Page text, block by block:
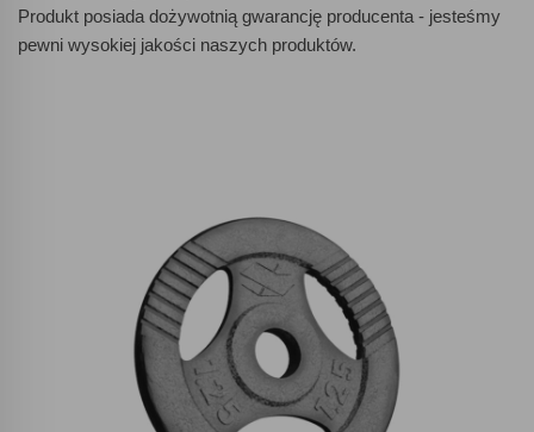
Produkt posiada dożywotnią gwarancję producenta - jesteśmy
pewni wysokiej jakości naszych produktów.